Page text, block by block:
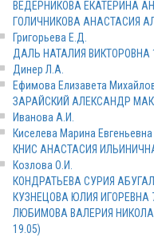
ВЕДЕРНИКОВА ЕКАТЕРИНА
ГОЛИЧНИКОВА АНАСТАСИЯ
Григорьева Е.Д.
ДАЛЬ НАТАЛИЯ ВИКТОРОВНА
Динер Л.А.
Ефимова Елизавета
ЗАРАЙСКИЙ АЛЕКСАНДР
Иванова А.И.
Киселева Марина Евгеньевна
КНИС АНАСТАСИЯ ИЛЬИНИЧНА
Козлова О.И.
КОНДРАТЬЕВА СУРИЯ
КУЗНЕЦОВА ЮЛИЯ ИГОРЕВНА 7
ЛЮБИМОВА ВАЛЕРИЯ
19.05)